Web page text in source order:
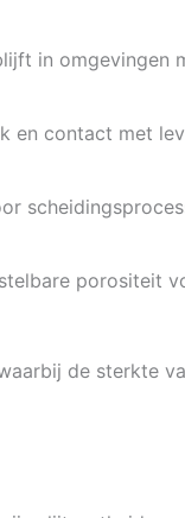
in omgevingen
en contact met
porositeit
de sterkte